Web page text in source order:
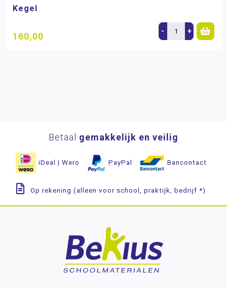
Kegel
160,00 - +
Betaal gemakkelijk en veilig
iDeal | Wero PayPal Bancontact
Op rekening (alleen voor school, praktijk, bedrijf *)